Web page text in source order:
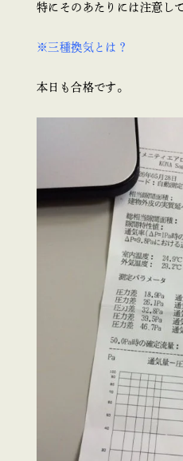
特にそのあたりには注意し
※三種換気とは？
本日も合格です。